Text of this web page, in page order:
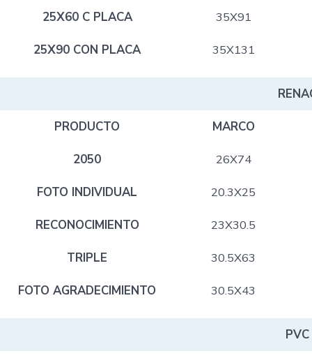
25X60 C PLACA 35X91
25X90 CON PLACA 35X131
PRODUCTO MARCO
2050 26X74
FOTO INDIVIDUAL 20.3X25
RECONOCIMIENTO 23X30.5
TRIPLE 30.5X63
FOTO AGRADECIMIENTO 30.5X43